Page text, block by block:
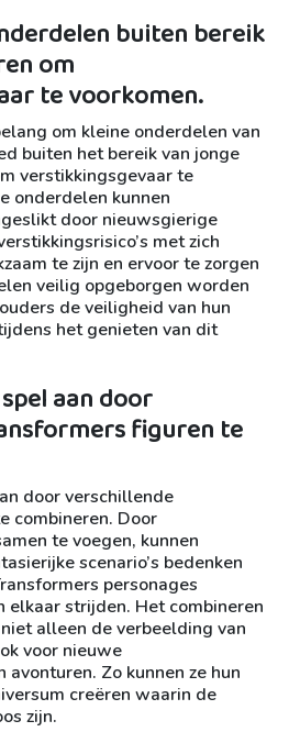
buiten bereik
om
te voorkomen.
om kleine onderdelen van
buiten het bereik van jonge
verstikkingsgevaar te
onderdelen kunnen
door nieuwsgierige
met zich
te zijn en ervoor te zorgen
veilig opgeborgen worden
de veiligheid van hun
het genieten van dit
aan door
figuren te
door verschillende
combineren. Door
te voegen, kunnen
scenario’s bedenken
personages
elkaar strijden. Het combineren
alleen de verbeelding van
voor nieuwe
Zo kunnen ze hun
creëren waarin de
zijn.